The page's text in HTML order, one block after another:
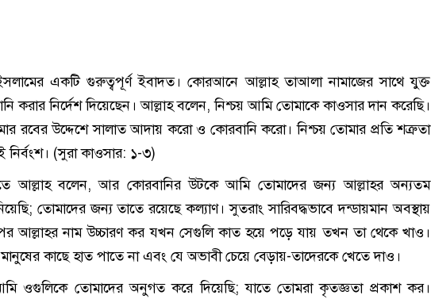
একটি গুরুত্বপূর্ণ ইবাদত। কোরআনে আল্লাহ তাআলা নামাজের সাথে যুক্ত
করার নির্দেশ দিয়েছেন। আল্লাহ বলেন, নিশ্চয় আমি তোমাকে কাওসার দান করেছি।
রবের উদ্দেশে সালাত আদায় করো ও কোরবানি করো। নিশ্চয় তোমার প্রতি শত্রুতা
নির্বংশ। (সুরা কাওসার: ১-৩)
আল্লাহ বলেন, আর কোরবানির উটকে আমি তোমাদের জন্য আল্লাহর অন্যতম
তোমাদের জন্য তাতে রয়েছে কল্যাণ। সুতরাং সারিবদ্ধভাবে দন্ডায়মান অবস্থায়
আল্লাহর নাম উচ্চারণ কর যখন সেগুলি কাত হয়ে পড়ে যায় তখন তা থেকে খাও।
কাছে হাত পাতে না এবং যে অভাবী চেয়ে বেড়ায়-তাদেরকে খেতে দাও।
ওগুলিকে তোমাদের অনুগত করে দিয়েছি; যাতে তোমরা কৃতজ্ঞতা প্রকাশ কর।